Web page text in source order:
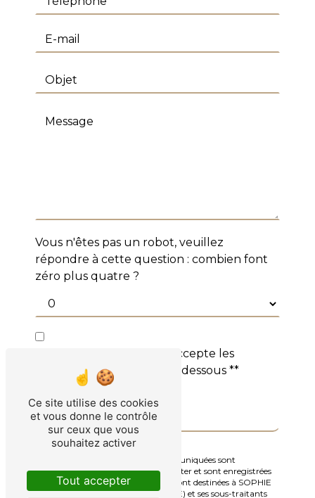
Vous n'êtes pas un robot, veuillez
répondre à cette question : combien font
zéro plus quatre ?
En cochant cette case, j'accepte les
conditions particulières ci-dessous **
Envoyer
** Les données personnelles communiquées sont
nécessaires aux fins de vous contacter et sont enregistrées
dans un fichier informatisé. Elles sont destinées à SOPHIE
SANGELY (INSTITUT BERGAMOTE) et ses sous-traitants
Ce site utilise des cookies
et vous donne le contrôle
sur ceux que vous
souhaitez activer
Tout accepter